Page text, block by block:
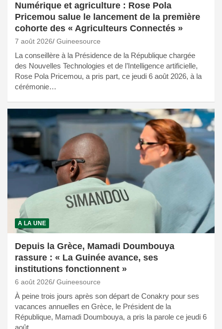
Numérique et agriculture : Rose Pola
Pricemou salue le lancement de la première
cohorte des « Agriculteurs Connectés »
7 août 2026 Guineesource
La conseillère à la Présidence de la République chargée
des Nouvelles Technologies et de l’Intelligence artificielle,
Rose Pola Pricemou, a pris part, ce jeudi 6 août 2026, à la
cérémonie…
A LA UNE
Depuis la Grèce, Mamadi Doumbouya
rassure : « La Guinée avance, ses
institutions fonctionnent »
6 août 2026 Guineesource
À peine trois jours après son départ de Conakry pour ses
vacances annuelles en Grèce, le Président de la
République, Mamadi Doumbouya, a pris la parole ce jeudi 6
août…